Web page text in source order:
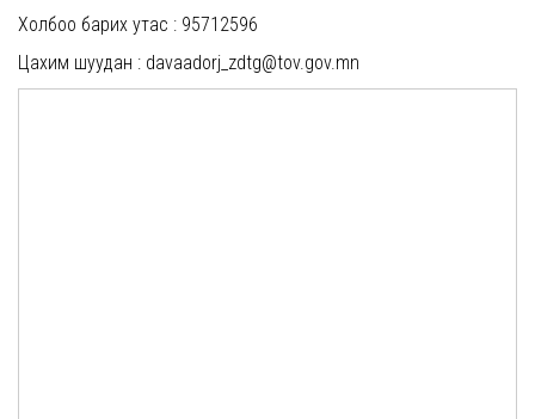
Холбоо барих утас : 95712596
Цахим шуудан : davaadorj_zdtg@tov.gov.mn